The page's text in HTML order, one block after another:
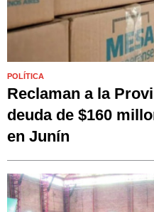
POLÍTICA
Reclaman a la
deuda de $160
en Junín